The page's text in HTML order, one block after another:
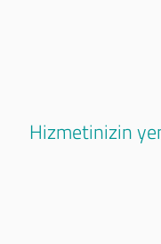
Hizmetinizin